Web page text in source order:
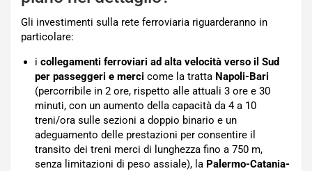
Gli investimenti sulla rete ferroviaria riguarderanno in
particolare:
i collegamenti ferroviari ad alta velocità verso il Sud
per passeggeri e merci come la tratta Napoli-Bari
(percorribile in 2 ore, rispetto alle attuali 3 ore e 30
minuti, con un aumento della capacità da 4 a 10
treni/ora sulle sezioni a doppio binario e un
adeguamento delle prestazioni per consentire il
transito dei treni merci di lunghezza fino a 750 m,
senza limitazioni di peso assiale), la Palermo-Catania-